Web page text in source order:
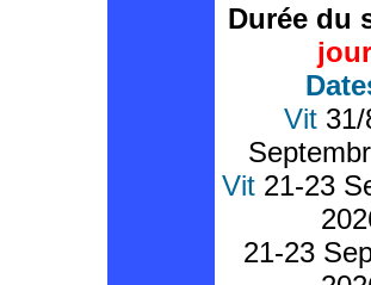
Durée du
Vit31/
Vit 21-23
21-23